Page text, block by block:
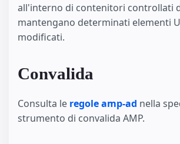
all'interno di contenitori controllati
mantengano determinati elementi
modificati.
Convalida
Consulta le regole amp-ad nella
strumento di convalida AMP.